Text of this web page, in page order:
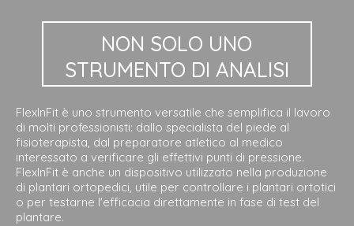
NON SOLO UNO
STRUMENTO DI ANALISI
FlexInFit è uno strumento versatile che semplifica il lavoro
di molti professionisti: dallo specialista del piede al
fisioterapista, dal preparatore atletico al medico
interessato a verificare gli effettivi punti di pressione.
FlexInFit è anche un dispositivo utilizzato nella produzione
di plantari ortopedici, utile per controllare i plantari ortotici
o per testarne l'efficacia direttamente in fase di test del
plantare.